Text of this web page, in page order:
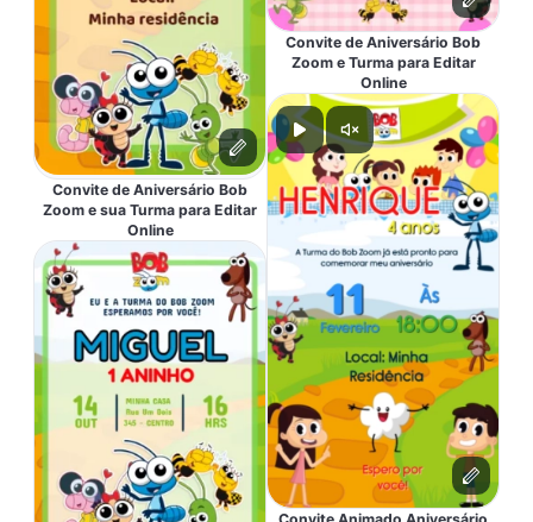
Convite de Aniversário Bob
Zoom e sua Turma para Editar
Online
Convite de Aniversário Bob
Zoom e Turma para Editar
Online